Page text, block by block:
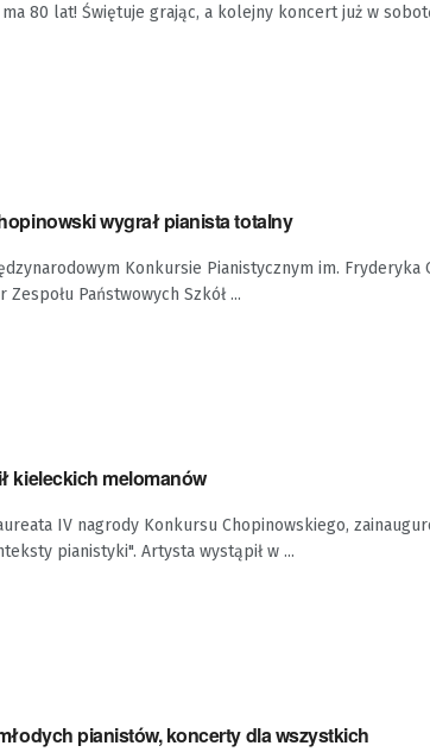
80 lat! Świętuje grając, a kolejny koncert już w
wygrał pianista totalny
Konkursie Pianistycznym im. Fryderyka
Państwowych Szkół ...
kieleckich melomanów
IV nagrody Konkursu Chopinowskiego,
pianistyki". Artysta wystąpił w ...
pianistów, koncerty dla wszystkich